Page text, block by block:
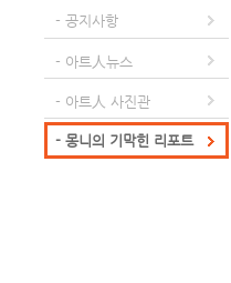
- 공지사항
- 아트人뉴스
- 아트人 사진관
- 몽니의 기막힌 리포트